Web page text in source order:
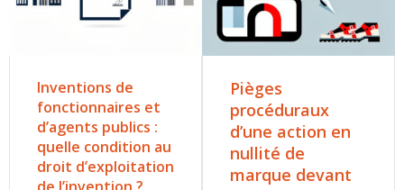
Inventions de
fonctionnaires et
d’agents publics :
quelle condition au
droit d’exploitation
de l’invention ?
Pièges
procéduraux
d’une action en
nullité de
marque devant